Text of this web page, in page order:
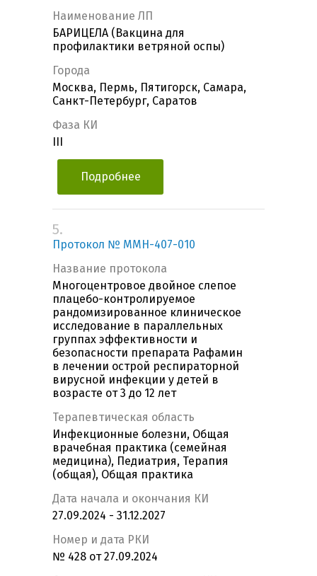
Наименование ЛП
БАРИЦЕЛА (Вакцина для
профилактики ветряной оспы)
Города
Москва, Пермь, Пятигорск, Самара,
Санкт-Петербург, Саратов
Фаза КИ
Подробнее
5.
Протокол № MMH-407-010
Название протокола
Многоцентровое двойное слепое
плацебо-контролируемое
рандомизированное клиническое
исследование в параллельных
группах эффективности и
безопасности препарата Рафамин
в лечении острой респираторной
вирусной инфекции у детей в
возрасте от 3 до 12 лет
Терапевтическая область
Инфекционные болезни, Общая
врачебная практика (семейная
медицина), Педиатрия, Терапия
(общая), Общая практика
Дата начала и окончания КИ
27.09.2024 - 31.12.2027
Номер и дата РКИ
№ 428 от 27.09.2024